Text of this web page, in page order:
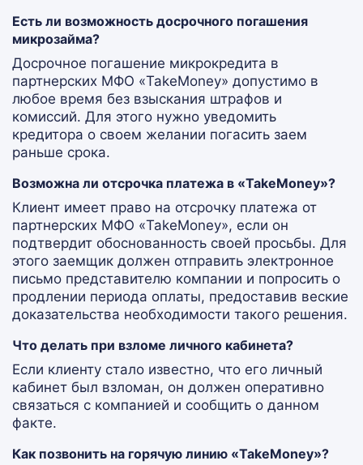
Есть ли возможность досрочного погашения
микрозайма?
Досрочное погашение микрокредита в
партнерских МФО «TakeMoney» допустимо в
любое время без взыскания штрафов и
комиссий. Для этого нужно уведомить
кредитора о своем желании погасить заем
раньше срока.
Возможна ли отсрочка платежа в «TakeMoney»?
Клиент имеет право на отсрочку платежа от
партнерских МФО «TakeMoney», если он
подтвердит обоснованность своей просьбы. Для
этого заемщик должен отправить электронное
письмо представителю компании и попросить о
продлении периода оплаты, предоставив веские
доказательства необходимости такого решения.
Что делать при взломе личного кабинета?
Если клиенту стало известно, что его личный
кабинет был взломан, он должен оперативно
связаться с компанией и сообщить о данном
факте.
Как позвонить на горячую линию «TakeMoney»?